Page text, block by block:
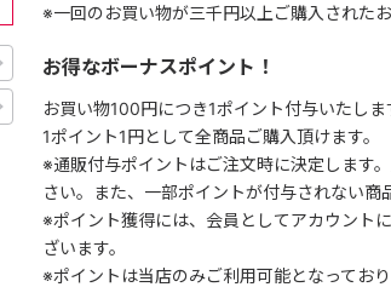
※一回のお買い物が三千円以上ご購入された
お得なボーナスポイント！
お買い物100円につき1ポイント付与いたしま
1ポイント1円として全商品ご購入頂けます。
※通販付与ポイントはご注文時に決定します
さい。また、一部ポイントが付与されない商
※ポイント獲得には、会員としてアカウント
ざいます。
※ポイントは当店のみご利用可能となってお